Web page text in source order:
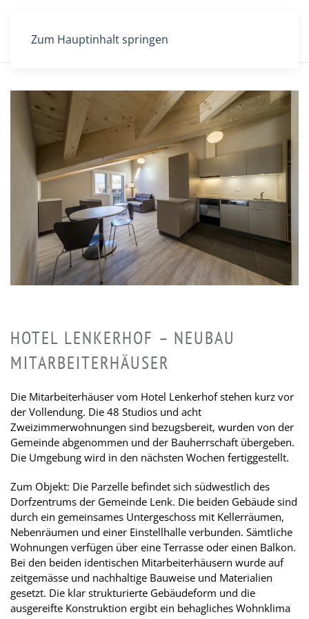
Zum Hauptinhalt springen
HOTEL LENKERHOF – NEUBAU
MITARBEITERHÄUSER
Die Mitarbeiterhäuser vom Hotel Lenkerhof stehen kurz vor
der Vollendung. Die 48 Studios und acht
Zweizimmerwohnungen sind bezugsbereit, wurden von der
Gemeinde abgenommen und der Bauherrschaft übergeben.
Die Umgebung wird in den nächsten Wochen fertiggestellt.
Zum Objekt: Die Parzelle befindet sich südwestlich des
Dorfzentrums der Gemeinde Lenk. Die beiden Gebäude sind
durch ein gemeinsames Untergeschoss mit Kellerräumen,
Nebenräumen und einer Einstellhalle verbunden. Sämtliche
Wohnungen verfügen über eine Terrasse oder einen Balkon.
Bei den beiden identischen Mitarbeiterhäusern wurde auf
zeitgemässe und nachhaltige Bauweise und Materialien
gesetzt. Die klar strukturierte Gebäudeform und die
ausgereifte Konstruktion ergibt ein behagliches Wohnklima